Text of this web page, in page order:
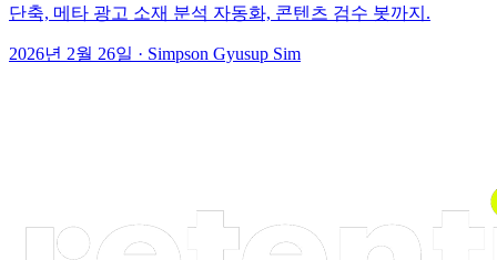
단축, 메타 광고 소재 분석 자동화, 콘텐츠 검수 봇까지.
2026년 2월 26일 · Simpson Gyusup Sim